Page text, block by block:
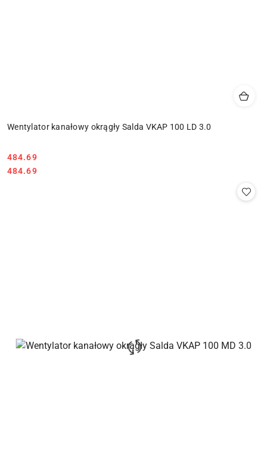
Wentylator kanałowy okrągły Salda VKAP 100 LD 3.0
Cena:
484.69
Cena:
484.69